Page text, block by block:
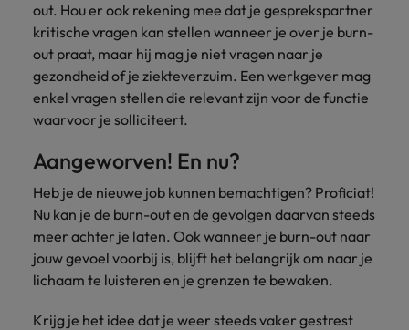
out. Hou er ook rekening mee dat je gesprekspartner
kritische vragen kan stellen wanneer je over je burn-
out praat, maar hij mag je niet vragen naar je
gezondheid of je ziekteverzuim. Een werkgever mag
enkel vragen stellen die relevant zijn voor de functie
waarvoor je solliciteert.
Aangeworven! En nu?
Heb je de nieuwe job kunnen bemachtigen? Proficiat!
Nu kan je de burn-out en de gevolgen daarvan steeds
meer achter je laten. Ook wanneer je burn-out naar
jouw gevoel voorbij is, blijft het belangrijk om naar je
lichaam te luisteren en je grenzen te bewaken.
Krijg je het idee dat je weer steeds vaker gestrest